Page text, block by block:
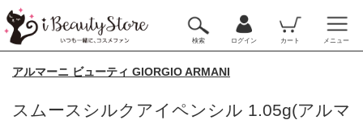
検索 ログイン カート メニュー
アルマーニ ビューティ GIORGIO ARMANI
スムースシルクアイペンシル 1.05g(アルマ